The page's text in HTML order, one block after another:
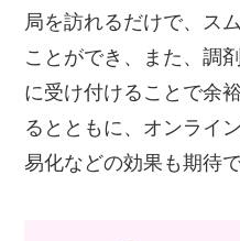
局を訪れるだけで、ス
ことができ、また、調
に受け付けることで余
るとともに、オンライ
易化などの効果も期待で